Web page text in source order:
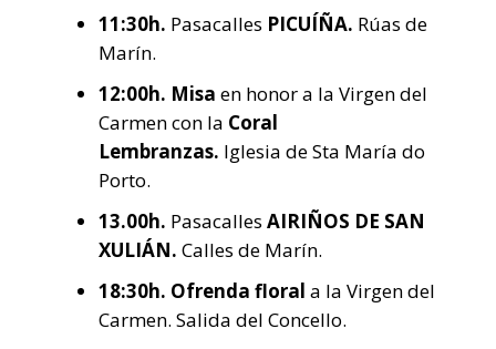
11:30h. Pasacalles PICUÍÑA. Rúas de
Marín.
12:00h. Misa en honor a la Virgen del
Carmen con la Coral
Lembranzas. Iglesia de Sta María do
Porto.
13.00h. Pasacalles AIRIÑOS DE SAN
XULIÁN. Calles de Marín.
18:30h. Ofrenda floral a la Virgen del
Carmen. Salida del Concello.